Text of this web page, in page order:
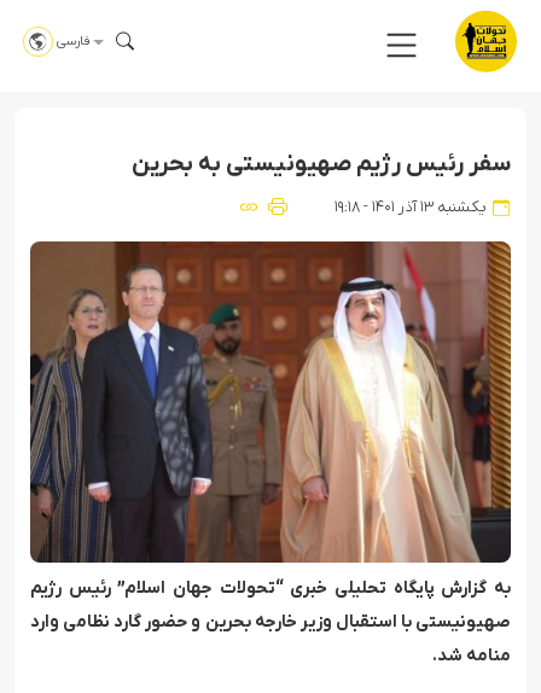
فارسی
سفر رئیس رژیم صهیونیستی به بحرین
یکشنبه ۱۳ آذر ۱۴۰۱ - ۱۹:۱۸
به گزارش پایگاه تحلیلی خبری “تحولات جهان اسلام” رئیس رژیم
صهیونیستی با استقبال وزیر خارجه بحرین و حضور گارد نظامی وارد
منامه شد.